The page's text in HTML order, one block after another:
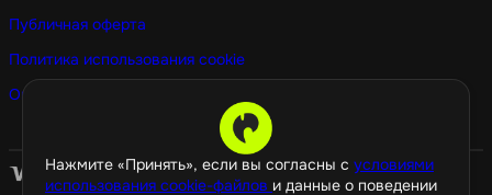
Нажмите «Принять», если вы согласны с условиями
использования cookie-файлов и данные о поведении
Публичная оферта
Политика использования cookie
Оптовые покупки